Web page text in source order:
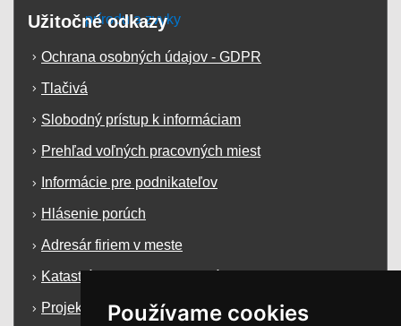
Používame cookies
Užitočné odkazy
Ochrana osobných údajov - GDPR
Tlačivá
Slobodný prístup k informáciam
Prehľad voľných pracovných miest
Informácie pre podnikateľov
Hlásenie porúch
Adresár firiem v meste
Katastrálna mapa mesta Krásno n/K
Projekty a dotácie